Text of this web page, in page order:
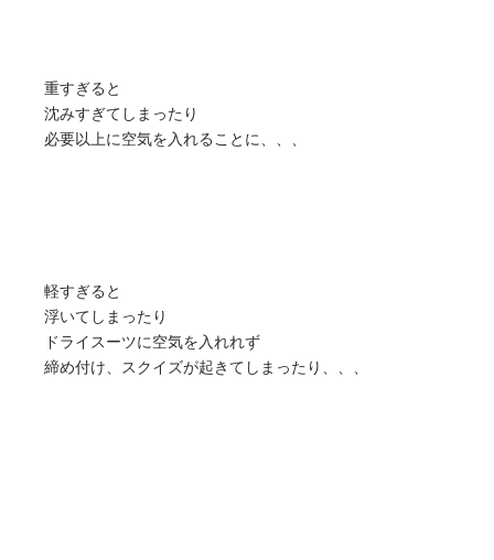
重すぎると
沈みすぎてしまったり
必要以上に空気を入れることに、、、
軽すぎると
浮いてしまったり
ドライスーツに空気を入れれず
締め付け、スクイズが起きてしまったり、、、